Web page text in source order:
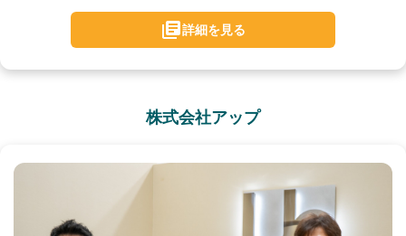
詳細を見る
株式会社アップ